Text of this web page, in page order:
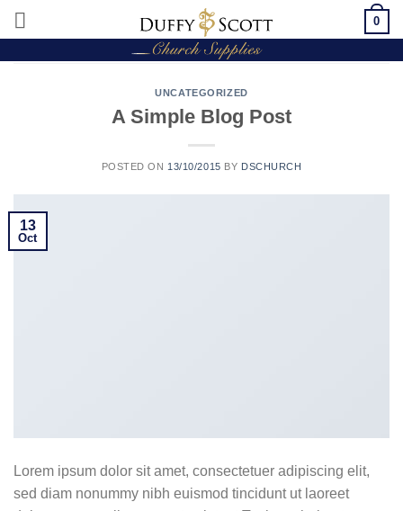
Skip
0
UNCATEGORIZED
A Simple Blog Post
POSTED ON 13/10/2015 BY DSCHURCH
13
Oct
Lorem ipsum dolor sit amet, consectetuer adipiscing elit,
sed diam nonummy nibh euismod tincidunt ut laoreet